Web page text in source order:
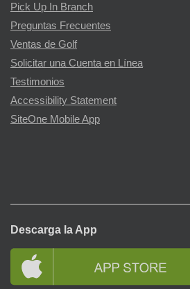
Pick Up In Branch
Preguntas Frecuentes
Ventas de Golf
Solicitar una Cuenta en Línea
Testimonios
Accessibility Statement
SiteOne Mobile App
Descarga la App